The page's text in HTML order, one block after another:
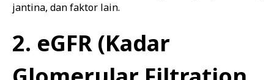
jantina, dan faktor lain.
2. eGFR (Kadar